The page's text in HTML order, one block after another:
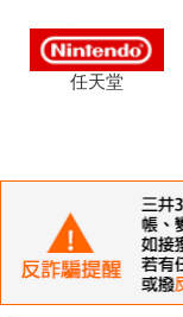
任天堂